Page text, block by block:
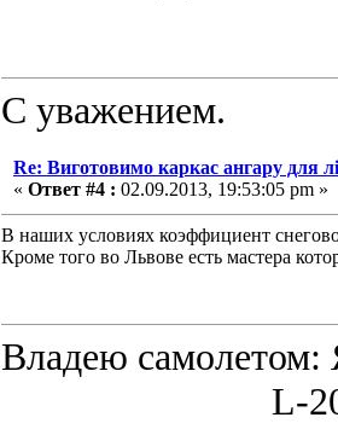
С уважением.
Re: Виготовимо каркас ангару для
« Ответ #4 : 02.09.2013, 19:53:05 pm »
В наших условиях коэффициент
Кроме того во Львове есть мастера
Владею
L-200D